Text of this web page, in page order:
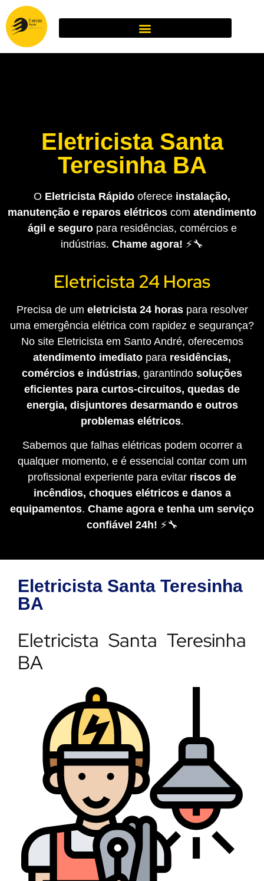
Eletricista Santa
Teresinha BA
O Eletricista Rápido oferece instalação,
manutenção e reparos elétricos com atendimento
ágil e seguropara residências, comércios e
indústrias. Chame agora! ⚡🔧
Eletricista 24 Horas
Precisa de um eletricista 24 horaspara resolver
uma emergência elétrica com rapidez e segurança?
No site Eletricista em Santo André, oferecemos
atendimento imediato para residências,
comércios e indústrias, garantindo soluções
eficientes para curtos-circuitos, quedas de
energia, disjuntores desarmando e outros
problemas elétricos.
Sabemos que falhas elétricas podem ocorrer a
qualquer momento, e é essencial contar com um
profissional experiente para evitar riscos de
incêndios, choques elétricos e danos a
equipamentos. Chame agora e tenha um serviço
confiável 24h! ⚡🔧
Eletricista Santa Teresinha
BA
Eletricista Santa Teresinha
BA